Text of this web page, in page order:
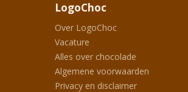
LogoChoc
Over LogoChoc
Vacature
Alles over chocolade
Algemene voorwaarden
Privacy en disclaimer